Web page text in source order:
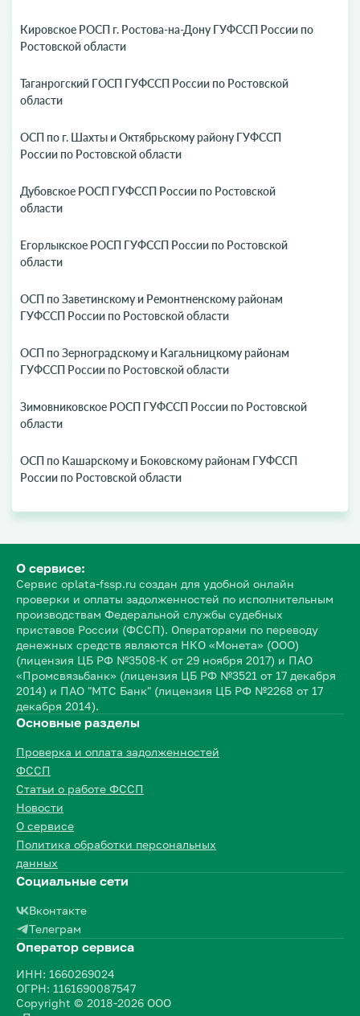
Кировское РОСП г. Ростова-на-Дону ГУФССП России по
Ростовской области
Таганрогский ГОСП ГУФССП России по Ростовской
области
ОСП по г. Шахты и Октябрьскому району ГУФССП
России по Ростовской области
Дубовское РОСП ГУФССП России по Ростовской
области
Егорлыкское РОСП ГУФССП России по Ростовской
области
ОСП по Заветинскому и Ремонтненскому районам
ГУФССП России по Ростовской области
ОСП по Зерноградскому и Кагальницкому районам
ГУФССП России по Ростовской области
Зимовниковское РОСП ГУФССП России по Ростовской
области
ОСП по Кашарскому и Боковскому районам ГУФССП
России по Ростовской области
О сервисе:
Сервис oplata-fssp.ru создан для удобной онлайн
проверки и оплаты задолженностей по исполнительным
производствам Федеральной службы судебных
приставов России (ФССП). Операторами по переводу
денежных средств являются НКО «Монета» (ООО)
(лицензия ЦБ РФ №3508-К от 29 ноября 2017) и ПАО
«Промсвязьбанк» (лицензия ЦБ РФ №3521 от 17 декабря
2014) и ПАО "МТС Банк" (лицензия ЦБ РФ №2268 от 17
декабря 2014).
Основные разделы
Проверка и оплата задолженностей
ФССП
Статьи о работе ФССП
Новости
О сервисе
Политика обработки персональных
данных
Социальные сети
Вконтакте
Телеграм
Оператор сервиса
ИНН: 1660269024
ОГРН: 1161690087547
Copyright © 2018-2026 ООО